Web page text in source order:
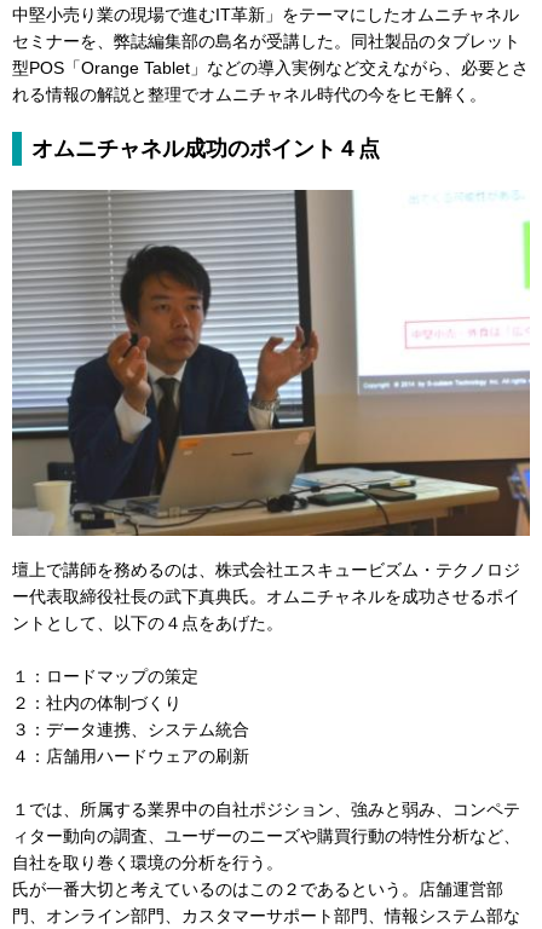
中堅小売り業の現場で進むIT革新」をテーマにしたオムニチャネル
セミナーを、弊誌編集部の島名が受講した。同社製品のタブレット
型POS「Orange Tablet」などの導入実例など交えながら、必要とさ
れる情報の解説と整理でオムニチャネル時代の今をヒモ解く。
オムニチャネル成功のポイント４点
壇上で講師を務めるのは、株式会社エスキュービズム・テクノロジ
ー代表取締役社長の武下真典氏。オムニチャネルを成功させるポイ
ントとして、以下の４点をあげた。
１：ロードマップの策定
２：社内の体制づくり
３：データ連携、システム統合
４：店舗用ハードウェアの刷新
１では、所属する業界中の自社ポジション、強みと弱み、コンペテ
ィター動向の調査、ユーザーのニーズや購買行動の特性分析など、
自社を取り巻く環境の分析を行う。
氏が一番大切と考えているのはこの２であるという。店舗運営部
門、オンライン部門、カスタマーサポート部門、情報システム部な